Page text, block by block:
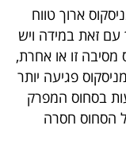
ארוך טווח
זאת במידה ויש
מסיבה זו או אחרת,
פגיעה יותר
בסחוס המפרק
הסחוס חסרה